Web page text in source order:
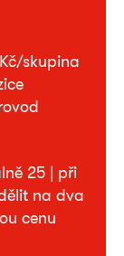
skupina
25 | při
na dva
cenu